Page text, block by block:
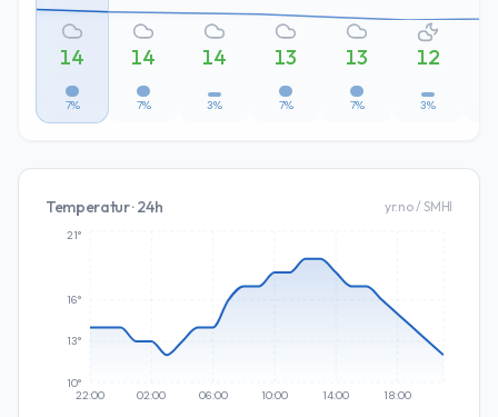
14
7%
14
7%
14
3%
13
7%
13
7%
12
3%
Temperatur · 24h yr.no / SMHI
22:00 02:00 06:00 10:00 14:00 18:00
10°
13°
16°
21°